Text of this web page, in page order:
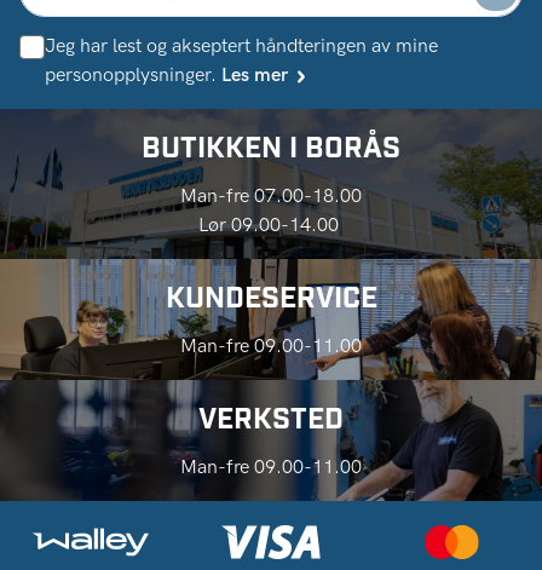
Jeg har lest og akseptert håndteringen av mine
personopplysninger. Les mer
BUTIKKEN I BORÅS
Man-fre 07.00-18.00
Lør 09.00-14.00
KUNDESERVICE
Man-fre 09.00-11.00
VERKSTED
Man-fre 09.00-11.00